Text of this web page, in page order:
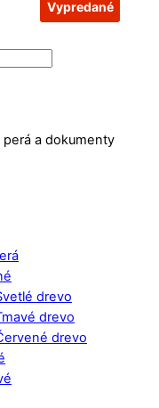
a dokumenty
drevo
drevo
drevo
Vypredané
Vypredané
Vypredané